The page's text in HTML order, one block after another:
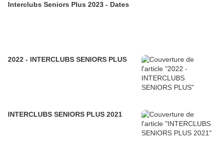
Interclubs Seniors Plus 2023 - Dates
2022 - INTERCLUBS SENIORS PLUS
INTERCLUBS SENIORS PLUS 2021